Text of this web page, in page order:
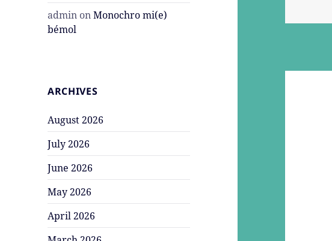
admin onMonochro mi(e)
bémol
ARCHIVES
August 2026
July 2026
June 2026
May 2026
April 2026